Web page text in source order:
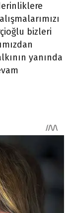
bizleri
yanında